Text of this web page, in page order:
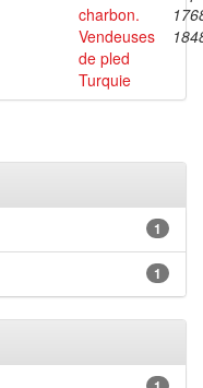
charbon.
Vendeuses
de pled
Turquie
1
1